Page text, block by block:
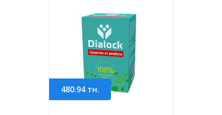
480.94тн.